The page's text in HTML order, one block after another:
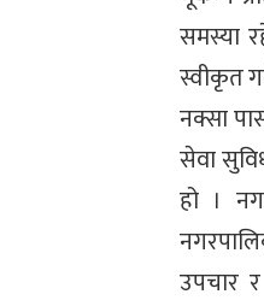
समस्या
स्वीकृत
नक्सा
सेवा
हो ।
उपचार